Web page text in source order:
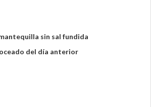
sin sal fundida
del día anterior